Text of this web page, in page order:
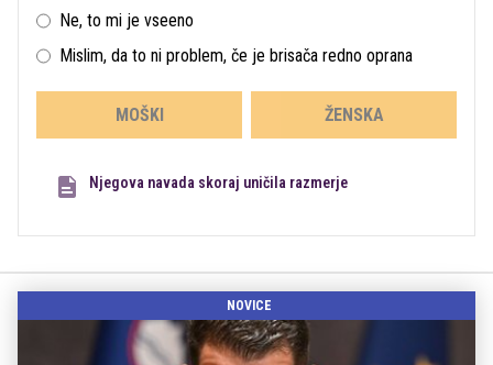
Ne, to mi je vseeno
Mislim, da to ni problem, če je brisača redno oprana
MOŠKI ŽENSKA
Njegova navada skoraj uničila razmerje
NOVICE